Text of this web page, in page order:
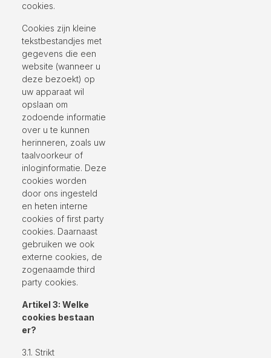
cookies.
Cookies zijn kleine
tekstbestandjes met
gegevens die een
website (wanneer u
deze bezoekt) op
uw apparaat wil
opslaan om
zodoende informatie
over u te kunnen
herinneren, zoals uw
taalvoorkeur of
inloginformatie. Deze
cookies worden
door ons ingesteld
en heten interne
cookies of first party
cookies. Daarnaast
gebruiken we ook
externe cookies, de
zogenaamde third
party cookies.
Artikel 3: Welke
cookies bestaan
er?
3.1. Strikt